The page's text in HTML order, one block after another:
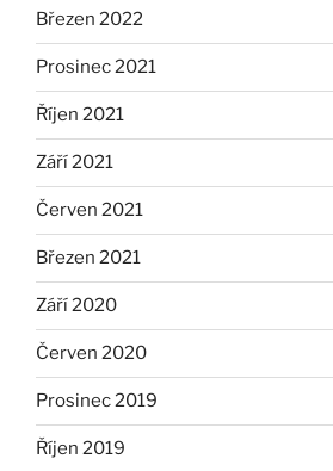
Březen 2022
Prosinec 2021
Říjen 2021
Září 2021
Červen 2021
Březen 2021
Září 2020
Červen 2020
Prosinec 2019
Říjen 2019